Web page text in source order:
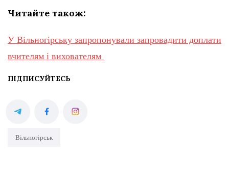
Читайте також:
У Вільногірську запропонували запровадити доплати
вчителям і вихователям
ПІДПИСУЙТЕСЬ
Вільногірськ